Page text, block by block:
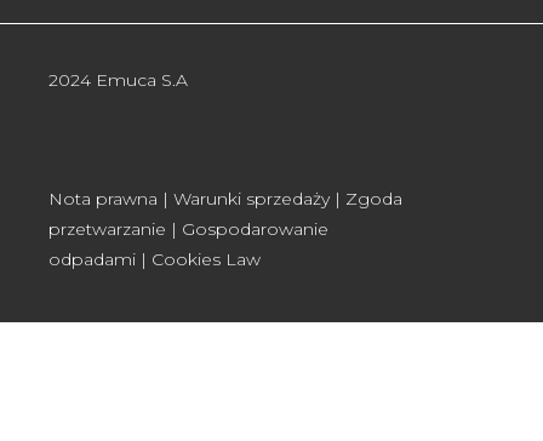
2024 Emuca S.A
Nota prawna | Warunki sprzedaży| Zgoda
przetwarzanie | Gospodarowanie
odpadami | Cookies Law